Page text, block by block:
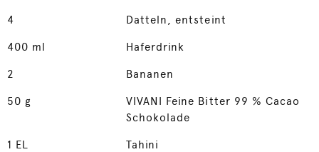
4 Datteln, entsteint
400 ml Haferdrink
2 Bananen
50 g
VIVANI Feine Bitter 99 % Cacao
Schokolade
1 EL Tahini